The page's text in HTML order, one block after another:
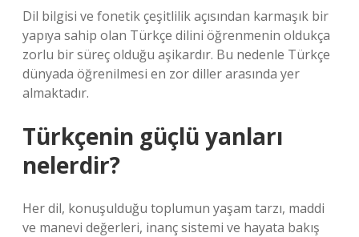
Dil bilgisi ve fonetik çeşitlilik açısından karmaşık bir
yapıya sahip olan Türkçe dilini öğrenmenin oldukça
zorlu bir süreç olduğu aşikardır. Bu nedenle Türkçe
dünyada öğrenilmesi en zor diller arasında yer
almaktadır.
Türkçenin güçlü yanları
nelerdir?
Her dil, konuşulduğu toplumun yaşam tarzı, maddi
ve manevi değerleri, inanç sistemi ve hayata bakış